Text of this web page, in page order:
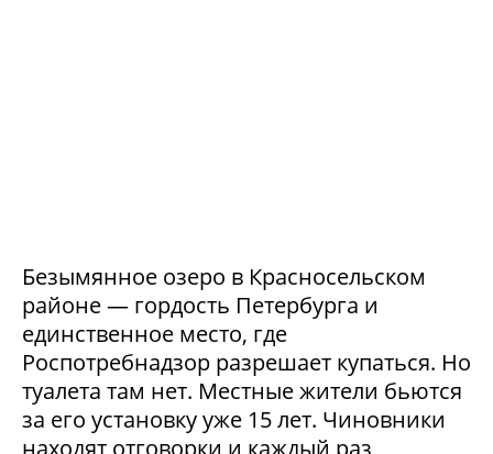
Безымянное озеро в Красносельском
районе — гордость Петербурга и
единственное место, где
Роспотребнадзор разрешает купаться. Но
туалета там нет. Местные жители бьются
за его установку уже 15 лет. Чиновники
находят отговорки и каждый раз